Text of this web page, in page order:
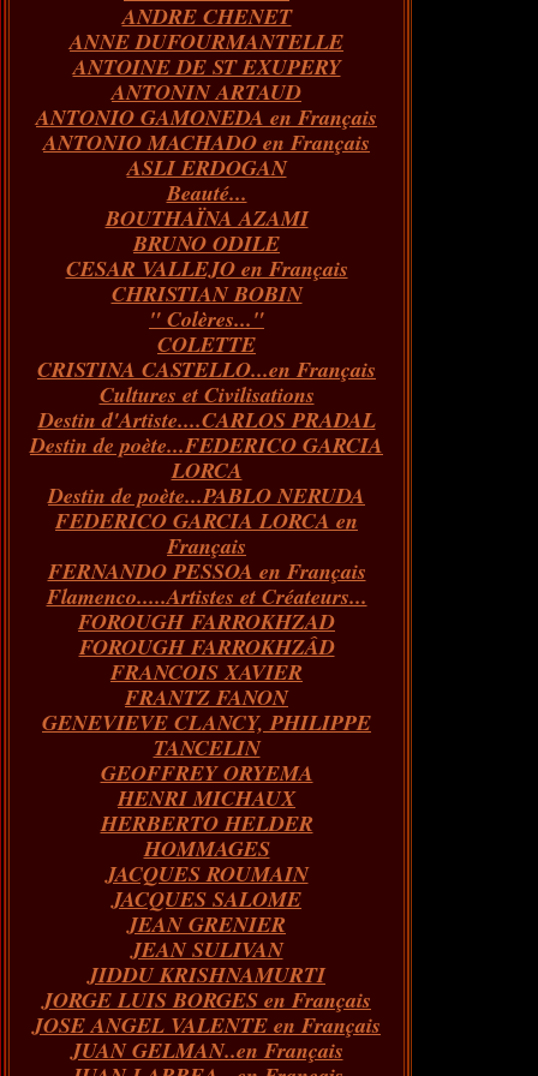
Janvier(60)
Février(68)
Janvier(86)
Mars(65)
Février(70)
Janvier(66)
Avril(76)
Mars(66)
Février(67)
Janvier(73)
Mai(82)
Avril(62)
Mars(66)
Février(55)
Janvier(43)
Juin(84)
Mai(89)
Avril(59)
Mars(73)
Février(54)
Janvier(51)
Juillet(72)
Juin(65)
Mai(97)
Avril(73)
Mars(100)
Février(146)
Janvier(124)
Août(40)
Juillet(31)
Juin(26)
ANDRE CHENET
ANNE DUFOURMANTELLE
ANTOINE DE ST EXUPERY
ANTONIN ARTAUD
ANTONIO GAMONEDA en Français
ANTONIO MACHADO en Français
ASLI ERDOGAN
Beauté...
BOUTHAÏNA AZAMI
BRUNO ODILE
CESAR VALLEJO en Français
CHRISTIAN BOBIN
" Colères..."
COLETTE
CRISTINA CASTELLO...en Français
Cultures et Civilisations
Destin d'Artiste....CARLOS PRADAL
Destin de poète...FEDERICO GARCIA
LORCA
Destin de poète...PABLO NERUDA
FEDERICO GARCIA LORCA en
Français
FERNANDO PESSOA en Français
Flamenco.....Artistes et Créateurs...
FOROUGH FARROKHZAD
FOROUGH FARROKHZÂD
FRANCOIS XAVIER
FRANTZ FANON
GENEVIEVE CLANCY, PHILIPPE
TANCELIN
GEOFFREY ORYEMA
HENRI MICHAUX
HERBERTO HELDER
HOMMAGES
JACQUES ROUMAIN
JACQUES SALOME
JEAN GRENIER
JEAN SULIVAN
JIDDU KRISHNAMURTI
JORGE LUIS BORGES en Français
JOSE ANGEL VALENTE en Français
JUAN GELMAN..en Français